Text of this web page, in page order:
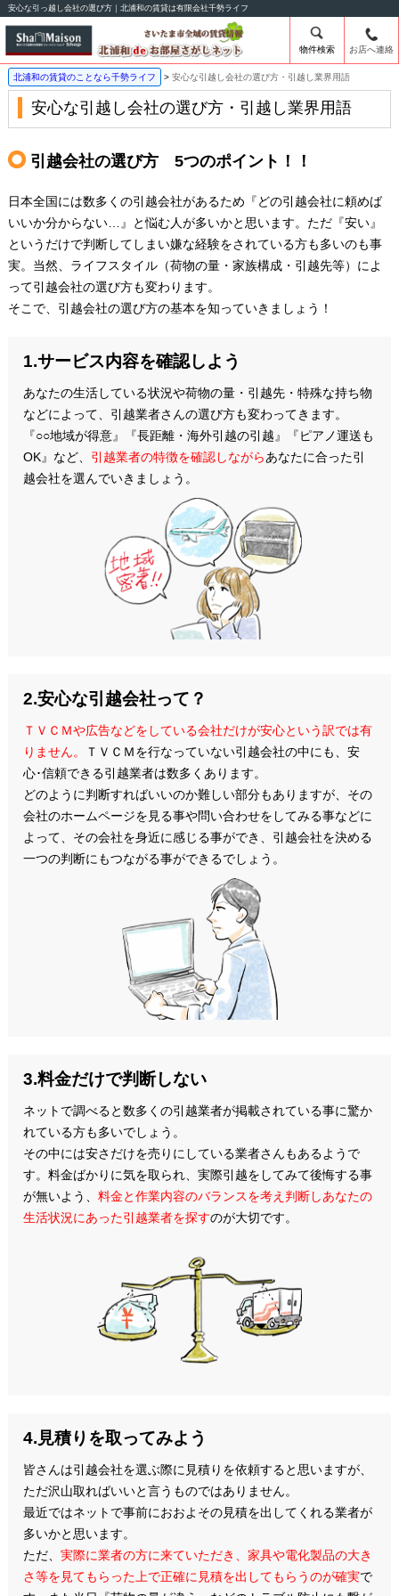
安心な引っ越し会社の選び方｜北浦和の賃貸は有限会社千勢ライフ
物件検索 お店へ連絡
北浦和の賃貸のことなら千勢ライフ 安心な引越し会社の選び方・引越し業界用語